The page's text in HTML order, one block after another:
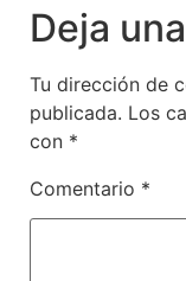
Deja
Tu dirección de
publicada. Los
con *
Comentario *